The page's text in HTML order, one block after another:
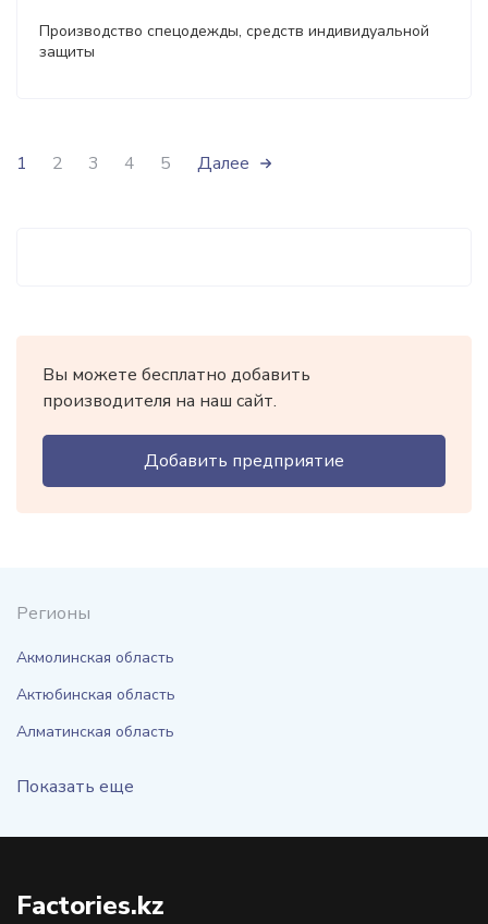
Производство спецодежды, средств индивидуальной
защиты
1 2 3 4 5 Далее
Вы можете бесплатно добавить
производителя на наш сайт.
Добавить предприятие
Регионы
Акмолинская область
Актюбинская область
Алматинская область
Показать еще
Factories.kz